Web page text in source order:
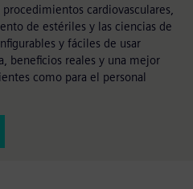
cardiovasculares,
de estériles y las ciencias de
y fáciles de usar
beneficios reales y una mejor
como para el personal